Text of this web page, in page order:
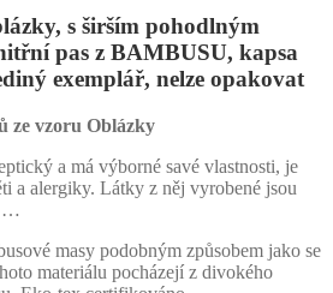
s širším pohodlným
pas z BAMBUSU, kapsa
exemplář, nelze opakovat
ze vzoru Oblázky
a má výborné savé vlastnosti, je
a alergiky. Látky z něj vyrobené jsou
…
masy podobným způsobem jako se
materiálu pocházejí z divokého